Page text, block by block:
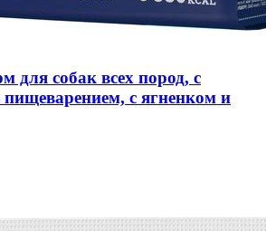
для собак всех пород, с
с ягненком и